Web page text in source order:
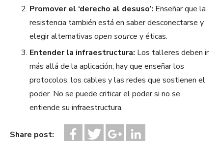
Promover el ‘derecho al desuso’: Enseñar que la
resistencia también está en saber desconectarse y
elegir alternativas open source y éticas.
Entender la infraestructura: Los talleres deben ir
más allá de la aplicación; hay que enseñar los
protocolos, los cables y las redes que sostienen el
poder. No se puede criticar el poder si no se
entiende su infraestructura.
Share post: